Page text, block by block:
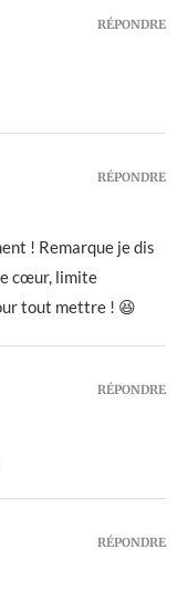
RÉPONDRE
! Remarque je dis
cœur, limite
tout mettre ! 😆
RÉPONDRE
RÉPONDRE
RÉPONDRE